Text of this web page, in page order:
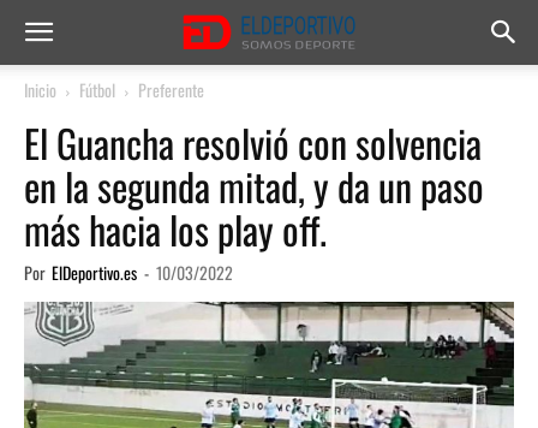
Inicio Fútbol Preferente
El Guancha resolvió con solvencia
en la segunda mitad, y da un paso
más hacia los play off.
Por ElDeportivo.es - 10/03/2022